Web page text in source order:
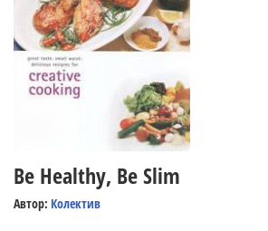
Be Healthy, Be Slim
Автор: Колектив